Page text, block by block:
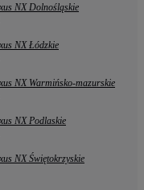
NX Dolnośląskie
NX Łódzkie
NX Warmińsko-mazurskie
NX Podlaskie
NX Świętokrzyskie